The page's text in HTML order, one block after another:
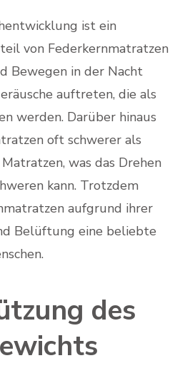
ist ein
von Federkernmatratzen
Bewegen in der Nacht
auftreten, die als
werden. Darüber hinaus
oft schwerer als
was das Drehen
kann. Trotzdem
aufgrund ihrer
Belüftung eine beliebte
des